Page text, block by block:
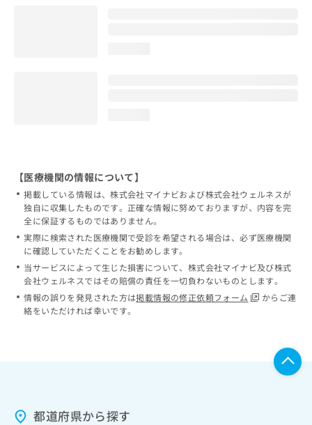
【医療機関の情報について】
掲載している情報は、株式会社マイナビおよび株式会社ウェルネスが
独自に収集したものです。正確な情報に努めておりますが、内容を完
全に保証するものではありません。
実際に検索された医療機関で受診を希望される場合は、必ず医療機関
に確認していただくことをお勧めします。
当サービスによって生じた損害について、株式会社マイナビ及び株式
会社ウェルネスではその賠償の責任を一切負わないものとします。
情報の誤りを発見された方は掲載情報の修正依頼フォーム
からご連
絡をいただければ幸いです。
都道府県から探す